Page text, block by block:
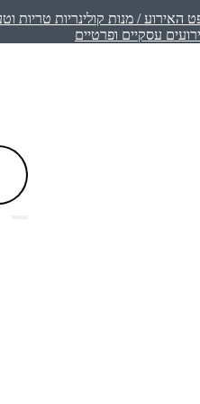
/ מנות קולינריות טריות
עסקיים ופרטיים